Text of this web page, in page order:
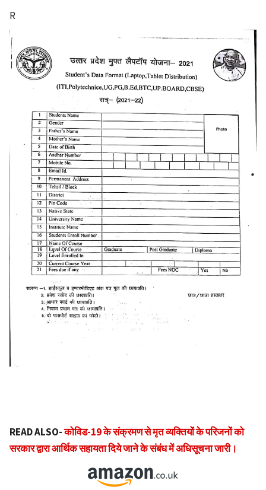
R
READ ALSO-कोविड-19 के संक्रमण से मृत व्यक्तियों के परिजनों को
सरकार द्वारा आर्थिक सहायता दिये जाने के संबंध में अधिसूचना जारी।